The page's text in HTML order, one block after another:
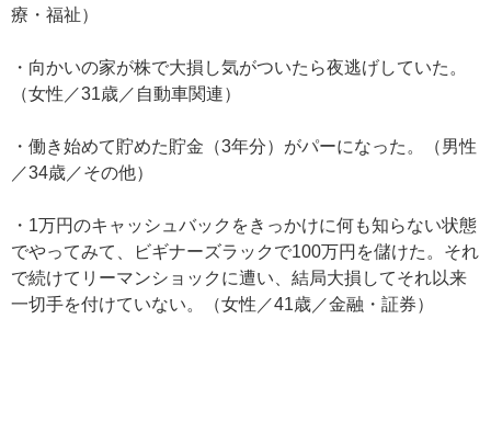
療・福祉）
・向かいの家が株で大損し気がついたら夜逃げしていた。
（女性／31歳／自動車関連）
・働き始めて貯めた貯金（3年分）がパーになった。（男性
／34歳／その他）
・1万円のキャッシュバックをきっかけに何も知らない状態
でやってみて、ビギナーズラックで100万円を儲けた。それ
で続けてリーマンショックに遭い、結局大損してそれ以来
一切手を付けていない。（女性／41歳／金融・証券）